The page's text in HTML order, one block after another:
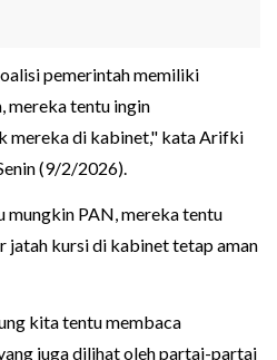
pemerintah memiliki
mereka tentu ingin
mereka di kabinet," kata Arifki
(9/2/2026).
mungkin PAN, mereka tentu
jatah kursi di kabinet tetap aman
kita tentu membaca
juga dilihat oleh partai-partai